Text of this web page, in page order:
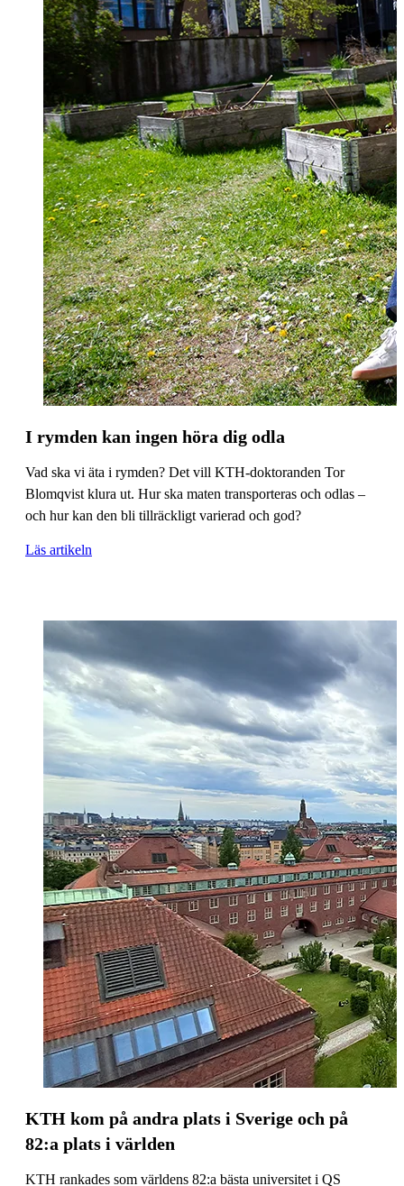
I rymden kan ingen höra dig odla
Vad ska vi äta i rymden? Det vill KTH-doktoranden Tor
Blomqvist klura ut. Hur ska maten transporteras och odlas –
och hur kan den bli tillräckligt varierad och god?
Läs artikeln
KTH kom på andra plats i Sverige och på
82:a plats i världen
KTH rankades som världens 82:a bästa universitet i QS